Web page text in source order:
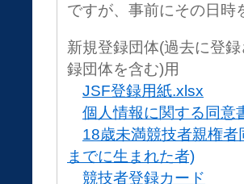
ですが、事前にその日時
新規登録団体(過去に登
録団体を含む)用
JSF登録用紙.xlsx
個人情報に関する同意
18歳未満競技者親権
までに生まれた者)
競技者登録カード